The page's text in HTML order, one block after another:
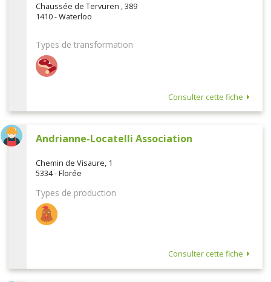
Chaussée de Tervuren , 389
1410 - Waterloo
Types de transformation
Consulter cette fiche
Andrianne-Locatelli Association
Chemin de Visaure, 1
5334 - Florée
Types de production
Consulter cette fiche